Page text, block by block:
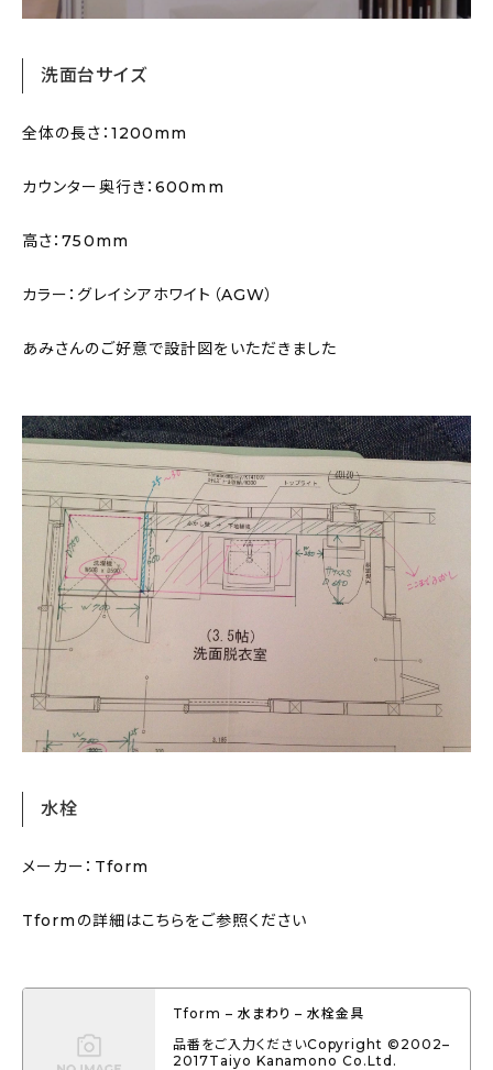
洗面台サイズ
全体の長さ：1200mm
カウンター奥行き：600mm
高さ：750mm
カラー：グレイシアホワイト（AGW）
あみさんのご好意で設計図をいただきました
水栓
メーカー：Tform
Tformの詳細はこちらをご参照ください
Tform – 水まわり – 水栓金具
品番をご入力くださいCopyright ©2002–
2017Taiyo Kanamono Co.Ltd.